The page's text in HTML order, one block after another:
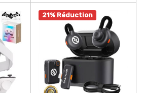
21% Réduction